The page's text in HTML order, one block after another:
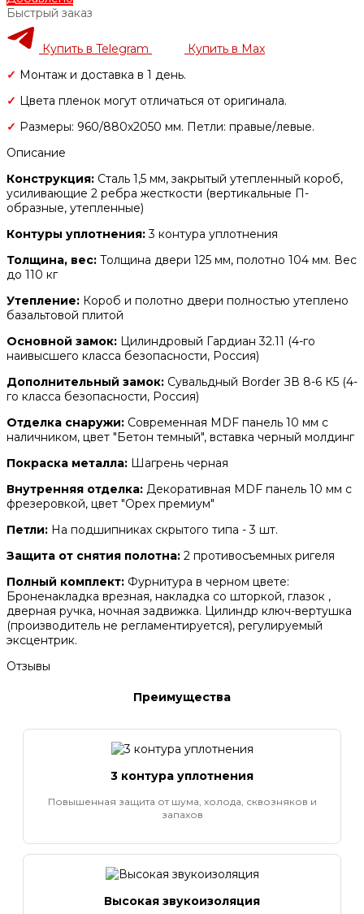
Быстрый заказ
Купить в Telegram
Купить в Max
✓ Монтаж и доставка в 1 день.
✓ Цвета пленок могут отличаться от оригинала.
✓ Размеры: 960/880х2050 мм. Петли: правые/левые.
Описание
Конструкция: Сталь 1,5 мм, закрытый утепленный короб,
усиливающие 2 ребра жесткости (вертикальные П-
образные, утепленные)
Контуры уплотнения:3 контура уплотнения
Толщина, вес: Толщина двери 125 мм, полотно 104 мм. Вес
до 110 кг
Утепление: Короб и полотно двери полностью утеплено
базальтовой плитой
Основной замок: Цилиндровый Гардиан 32.11 (4-го
наивысшего класса безопасности, Россия)
Дополнительный замок: Сувальдный Border ЗВ 8-6 К5 (4-
го класса безопасности, Россия)
Отделка снаружи: Современная MDF панель 10 мм с
наличником, цвет "Бетон темный", вставка черный молдинг
Покраска металла: Шагрень черная
Внутренняя отделка: Декоративная MDF панель 10 мм с
фрезеровкой, цвет "Орех премиум"
Петли: На подшипниках скрытого типа - 3 шт.
Защита от снятия полотна: 2 противосъемных ригеля
Полный комплект: Фурнитура в черном цвете:
Броненакладка врезная, накладка со шторкой, глазок ,
дверная ручка, ночная задвижка. Цилиндр ключ-вертушка
(производитель не регламентируется), регулируемый
эксцентрик.
Отзывы
Преимущества
3 контура уплотнения
Повышенная защита от шума, холода, сквозняков и
запахов
Высокая звукоизоляция